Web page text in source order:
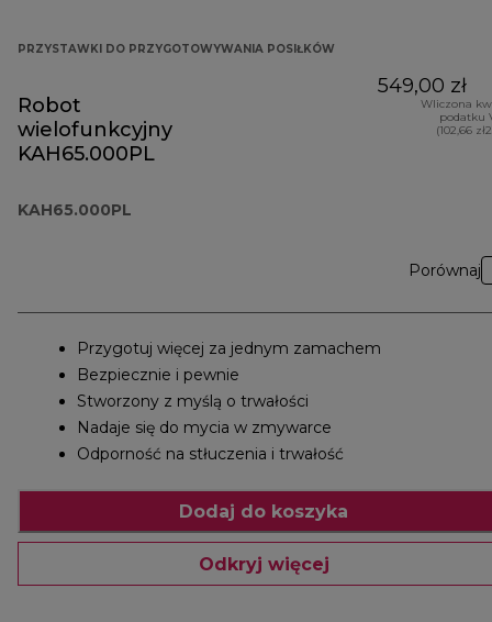
PRZYSTAWKI DO PRZYGOTOWYWANIA POSIŁKÓW
Robot
wielofunkcyjny
KAH65.000PL
KAH65.000PL
549,00 zł
Wliczona
podatku
(102,66
Porównaj
Przygotuj więcej za jednym zamachem
Bezpiecznie i pewnie
Stworzony z myślą o trwałości
Nadaje się do mycia w zmywarce
Odporność na stłuczenia i trwałość
Dodaj do koszyka
Odkryj więcej